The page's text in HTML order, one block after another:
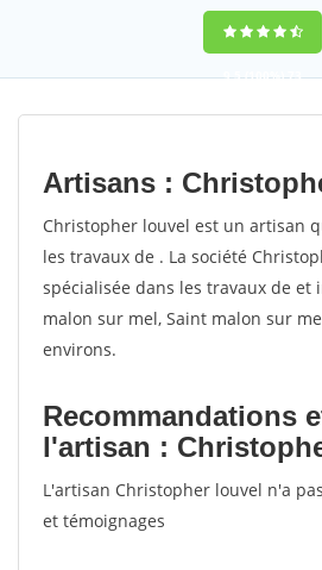
9,5(100%)73
votes
Artisans :
Christopher louvel est un artisan
les travaux de . La société
spécialisée dans les travaux de
malon sur mel, Saint malon sur
environs.
Recommandations
l'artisan :
L'artisan Christopher louvel n'a
et témoignages